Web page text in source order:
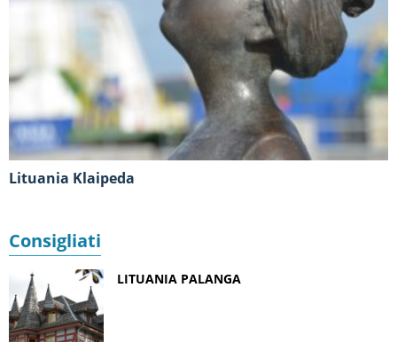
Lituania Klaipeda
Consigliati
LITUANIA PALANGA